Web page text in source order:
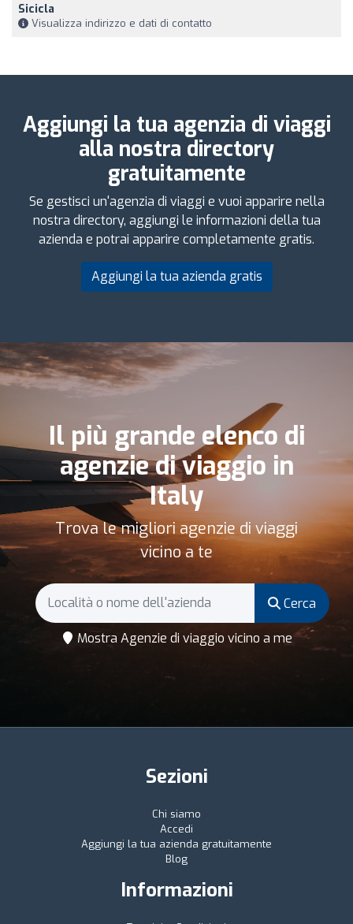
Sicicla
Visualizza indirizzo e dati di contatto
Aggiungi la tua agenzia di viaggi
alla nostra directory
gratuitamente
Se gestisci un'agenzia di viaggi e vuoi apparire nella
nostra directory, aggiungi le informazioni della tua
azienda e potrai apparire completamente gratis.
Aggiungi la tua azienda gratis
Il più grande elenco di
agenzie di viaggio in
Italy
Trova le migliori agenzie di viaggi
vicino a te
Cerca
Mostra Agenzie di viaggio vicino a me
Sezioni
Chi siamo
Accedi
Aggiungi la tua azienda gratuitamente
Blog
Informazioni